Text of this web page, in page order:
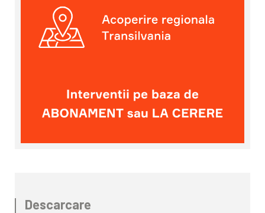
Descarcare